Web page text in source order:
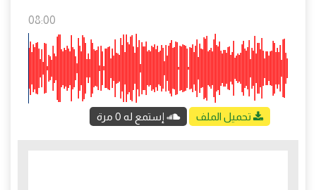
08:00
تحميل الملف إستمع له 0 مرة